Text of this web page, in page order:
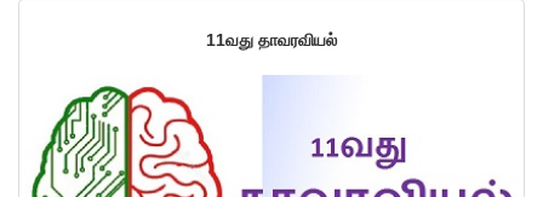
11வது தாவரவியல்